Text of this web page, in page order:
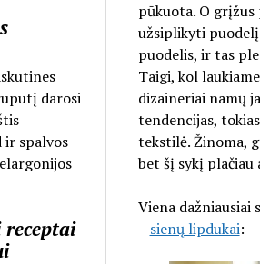
darosi
ir spalvos
receptai
pūkuota. O
užsiplikyti puodelį
puodelis, ir tas
Taigi, kol
dizaineriai namų
tendencijas,
tekstilė. Žinoma,
bet šį sykį plačiau
Viena dažniausiai
– sienų lipdukai: